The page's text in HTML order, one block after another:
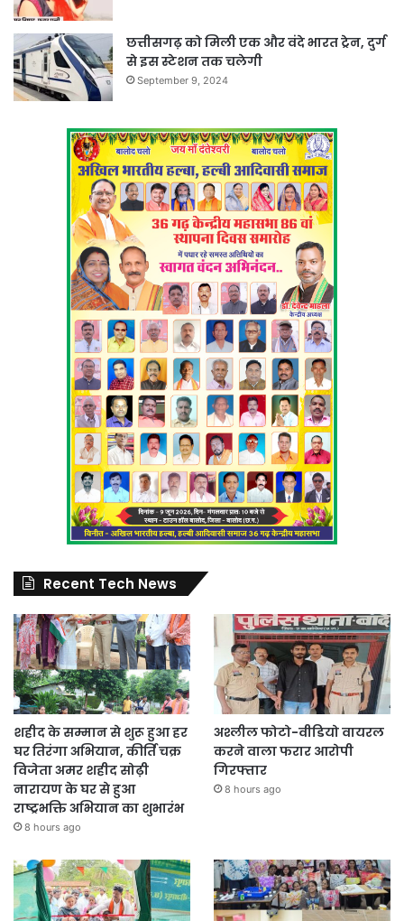
छत्तीसगढ़ को मिली एक और वंदे भारत ट्रेन, दुर्ग
से इस स्टेशन तक चलेगी
September 9, 2024
Recent Tech News
शहीद के सम्मान से शुरू हुआ हर
घर तिरंगा अभियान, कीर्ति चक्र
विजेता अमर शहीद सोढ़ी
नारायण के घर से हुआ
राष्ट्रभक्ति अभियान का शुभारंभ
8 hours ago
अश्लील फोटो-वीडियो वायरल
करने वाला फरार आरोपी
गिरफ्तार
8 hours ago